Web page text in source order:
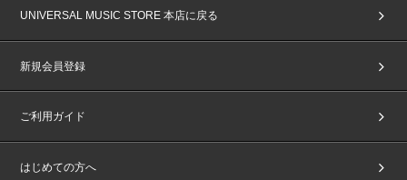
UNIVERSAL MUSIC STORE 本店に戻る
新規会員登録
ご利用ガイド
はじめての方へ